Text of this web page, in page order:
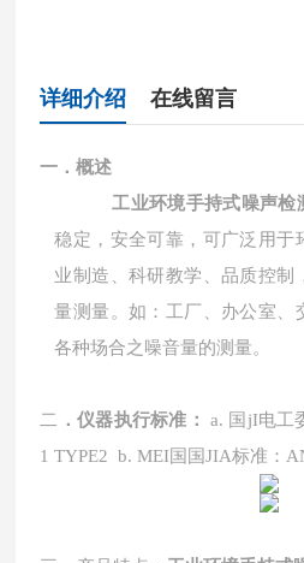
详细介绍 在线留言
一 ．概述
工业环境手持式噪声检
稳定，安全可靠，可广泛用于
业制造、科研教学、品质控制
量测量。如：工厂、办公室、
各种场合之噪音量的测量。
二 ．仪器执行标准：
a. 国jI电工
1 TYPE2 b. MEI国国JIA标准：